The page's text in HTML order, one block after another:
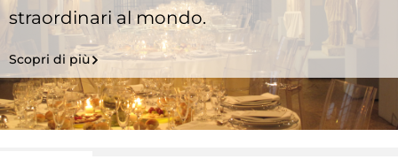
straordinari al mondo.
Scopri di più